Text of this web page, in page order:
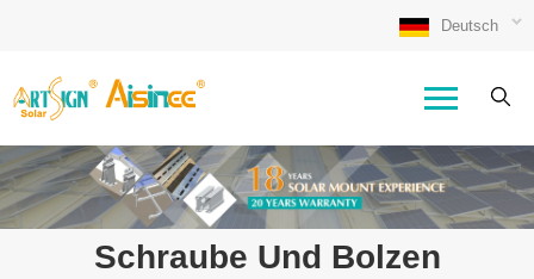
Deutsch
Schraube Und Bolzen